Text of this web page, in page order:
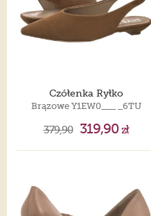
Czółenka Ryłko
Brązowe Y1EW0___ _6TU
379,90 319,90zł